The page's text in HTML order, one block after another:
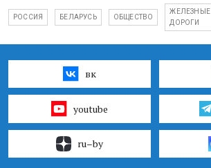
РОССИЯ БЕЛАРУСЬ ОБЩЕСТВО
ЖЕЛЕЗНЫЕ
ДОРОГИ
вк
youtube
ru–by